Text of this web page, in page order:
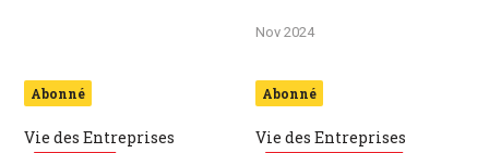
Nov 2024
Abonné
Vie des Entreprises
Abonné
Vie des Entreprises